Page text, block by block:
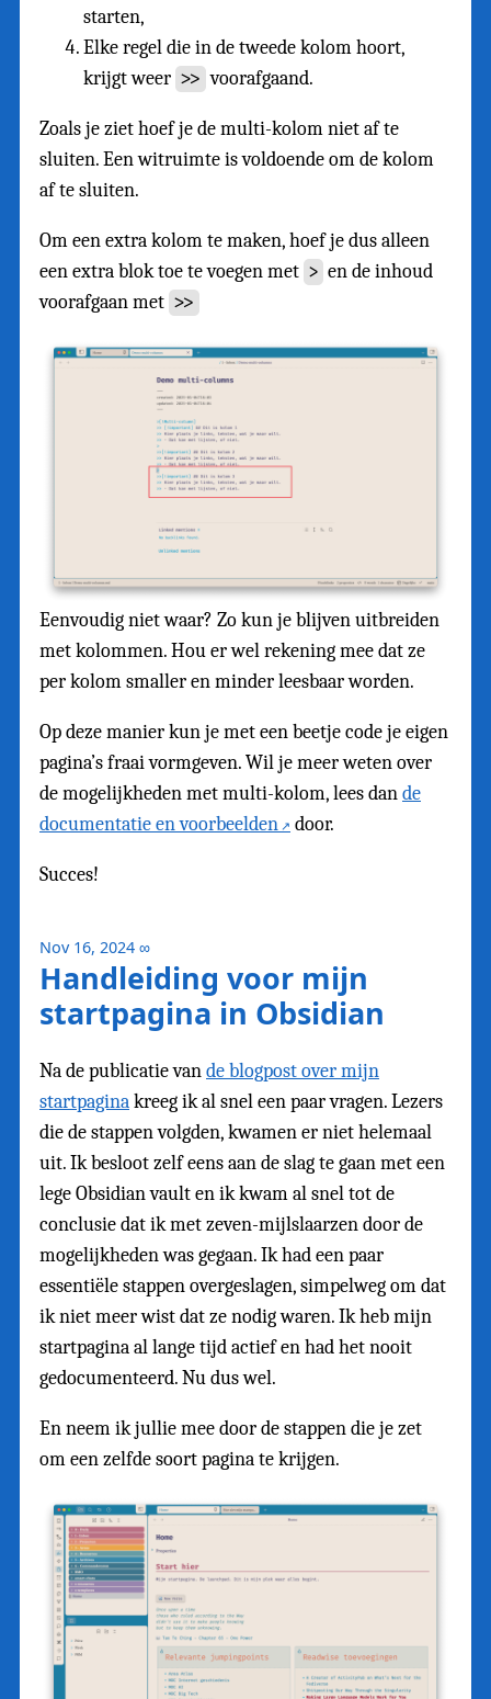
starten,
Elke regel die in de tweede kolom hoort,
krijgt weer >> voorafgaand.
Zoals je ziet hoef je de multi-kolom niet af te
sluiten. Een witruimte is voldoende om de kolom
af te sluiten.
Om een extra kolom te maken, hoef je dus alleen
een extra blok toe te voegen met > en de inhoud
voorafgaan met >>
Eenvoudig niet waar? Zo kun je blijven uitbreiden
met kolommen. Hou er wel rekening mee dat ze
per kolom smaller en minder leesbaar worden.
Op deze manier kun je met een beetje code je eigen
pagina’s fraai vormgeven. Wil je meer weten over
de mogelijkheden met multi-kolom, lees dande
documentatie en voorbeelden
door.
Succes!
Nov 16, 2024 ∞
Handleiding voor mijn
startpagina in Obsidian
Na de publicatie vande blogpost over mijn
startpaginakreeg ik al snel een paar vragen. Lezers
die de stappen volgden, kwamen er niet helemaal
uit. Ik besloot zelf eens aan de slag te gaan met een
lege Obsidian vault en ik kwam al snel tot de
conclusie dat ik met zeven-mijlslaarzen door de
mogelijkheden was gegaan. Ik had een paar
essentiële stappen overgeslagen, simpelweg om dat
ik niet meer wist dat ze nodig waren. Ik heb mijn
startpagina al lange tijd actief en had het nooit
gedocumenteerd. Nu dus wel.
En neem ik jullie mee door de stappen die je zet
om een zelfde soort pagina te krijgen.